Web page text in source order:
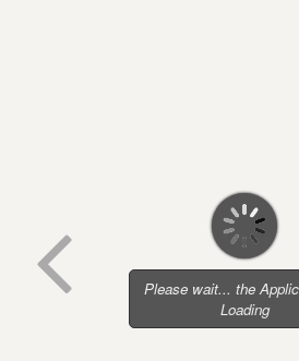
เลือกหัวข้อที่ท่านต้องการ